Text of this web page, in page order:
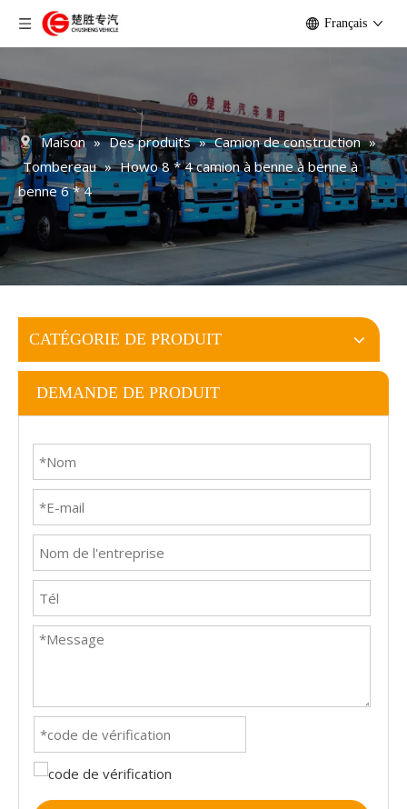
Français
Maison » Des produits » Camion de construction »
Tombereau » Howo 8 * 4 camion à benne à benne à
benne 6 * 4
CATÉGORIE DE PRODUIT
DEMANDE DE PRODUIT